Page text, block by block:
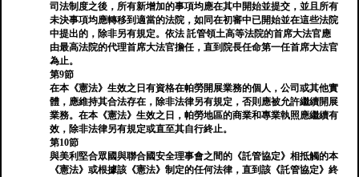
司法制度之後，所有新增加的事項均應在其中開始並提交，並且所有
未決事項均應轉移到適當的法院，如同在初審中已開始並在這些法院
中提出的，除非另有規定。依法 託管領土高等法院的首席大法官應
由最高法院的代理首席大法官擔任，直到院長任命第一任首席大法官
為止。
第9節
在本《憲法》生效之日有資格在帕勞開展業務的個人，公司或其他實
體，應維持其合法存在，除非法律另有規定，否則應被允許繼續開展
業務。在本《憲法》生效之日，帕勞地區的商業和專業執照應繼續有
效，除非法律另有規定或直至其自行終止。
第10節
與美利堅合眾國與聯合國安全理事會之間的《託管協定》相抵觸的本
《憲法》或根據該《憲法》制定的任何法律，直到該《託管協定》終